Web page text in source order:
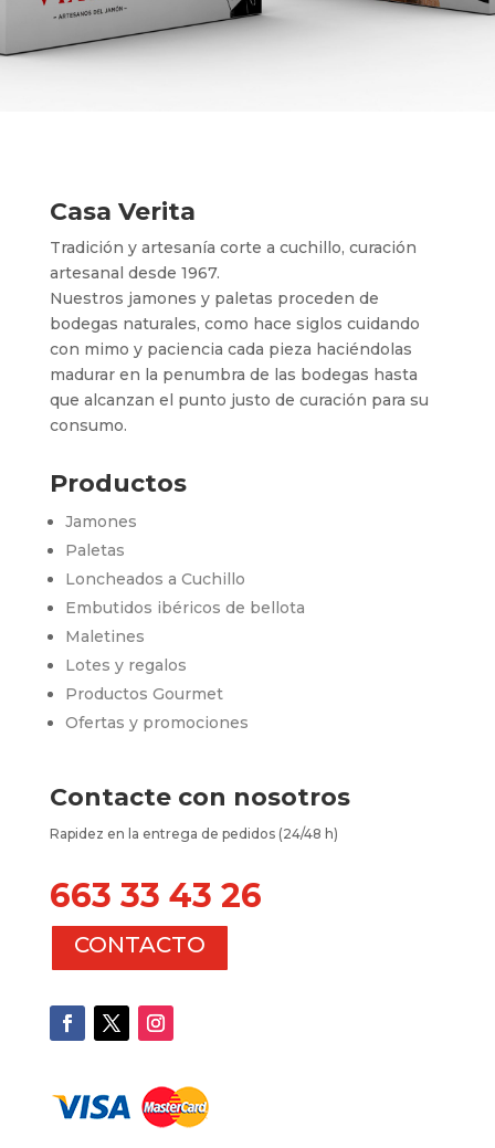
Casa Verita
Tradición y artesanía corte a cuchillo, curación
artesanal desde 1967.
Nuestros jamones y paletas proceden de
bodegas naturales, como hace siglos cuidando
con mimo y paciencia cada pieza haciéndolas
madurar en la penumbra de las bodegas hasta
que alcanzan el punto justo de curación para su
consumo.
Productos
Jamones
Paletas
Loncheados a Cuchillo
Embutidos ibéricos de bellota
Maletines
Lotes y regalos
Productos Gourmet
Ofertas y promociones
Contacte con nosotros
Rapidez en la entrega de pedidos (24/48 h)
663 33 43 26
CONTACTO